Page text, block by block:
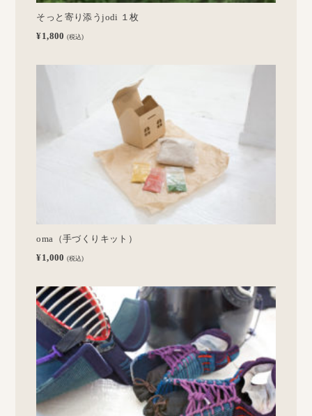
そっと寄り添うjodi １枚
¥1,800(税込)
oma（手づくりキット）
¥1,000(税込)